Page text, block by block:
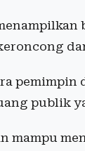
pemimpin
publik
mampu